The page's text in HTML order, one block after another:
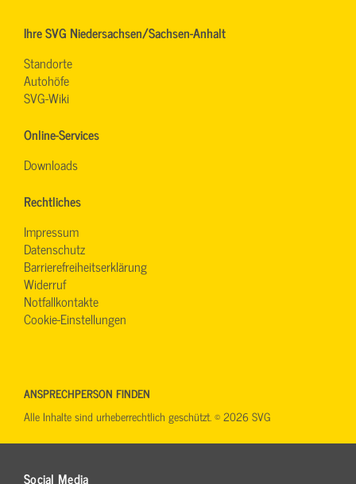
Ihre SVG Niedersachsen/Sachsen-Anhalt
Standorte
Autohöfe
SVG-Wiki
Online-Services
Downloads
Rechtliches
Impressum
Datenschutz
Barrierefreiheitserklärung
Widerruf
Notfallkontakte
Cookie-Einstellungen
Social Media
ANSPRECHPERSON FINDEN
Alle Inhalte sind urheberrechtlich geschützt. © 2026 SVG